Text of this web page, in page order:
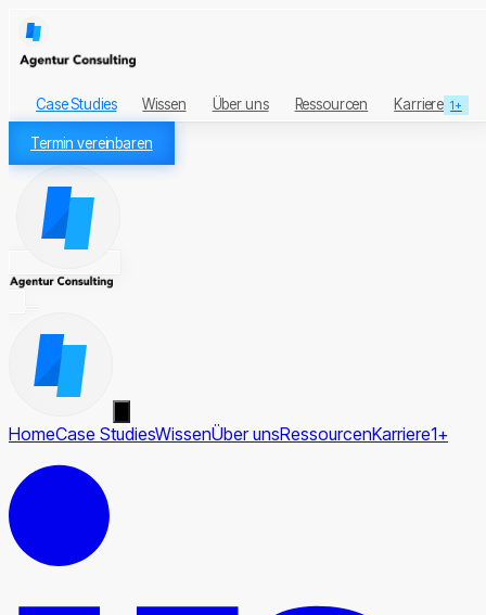
Case Studies Wissen Über uns Ressourcen Karriere 1+
Termin vereinbaren
HomeCase StudiesWissenÜber unsRessourcenKarriere1+